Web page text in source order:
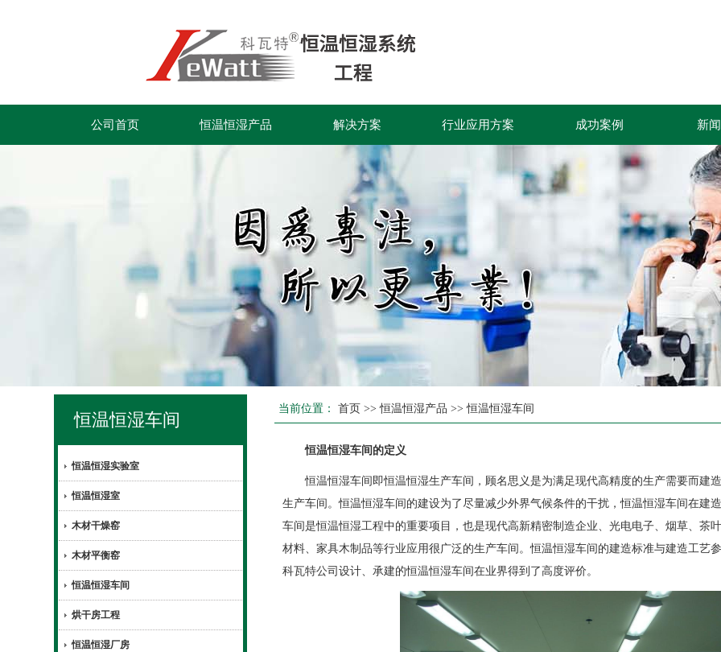
公司首页 恒温恒湿产品 解决方案 行业应用方案 成功案例 新
恒温恒湿车间
恒温恒湿实验室
恒温恒湿室
木材干燥窑
木材平衡窑
恒温恒湿车间
烘干房工程
恒温恒湿厂房
当前位置： 首页 >>恒温恒湿产品 >>恒温恒湿车间
恒温恒湿车间的定义
恒温恒湿车间即恒温恒湿生产车间，顾名思义是为满足现代高精度的生产需要而建
生产车间。恒温恒湿车间的建设为了尽量减少外界气候条件的干扰，恒温恒湿车间在建
车间是恒温恒湿工程中的重要项目，也是现代高新精密制造企业、光电电子、烟草、茶
材料、家具木制品等行业应用很广泛的生产车间。恒温恒湿车间的建造标准与建造工艺
科瓦特公司设计、承建的恒温恒湿车间在业界得到了高度评价。